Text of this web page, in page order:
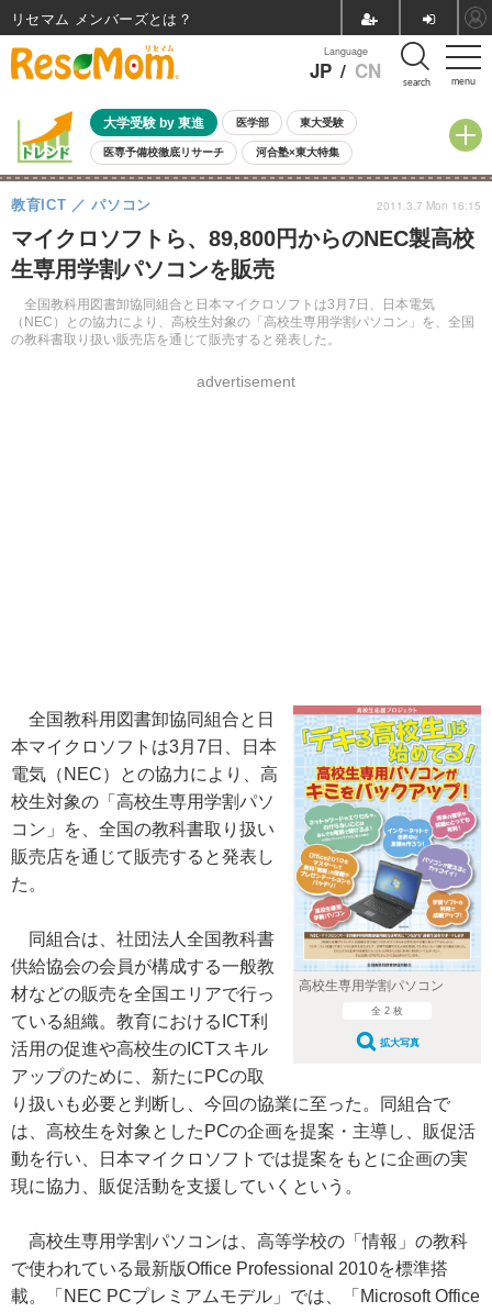
menu
Language
JP / CN search
大学受験 by 東進 医学部 東大受験
医専予備校徹底リサーチ 河合塾×東大特集
親子で考える大学選び 高校受験 中学受験 小学校受験
共通テスト 夏休み
8月開催イベント・WS 全国公立高校 過去問 人気記事
自由研究教材（小学生向け） 自由研究教材（中学生向け）
マイクロソフトら、89,800円からのNEC製高校
生専用学割パソコンを販売
全国教科用図書卸協同組合と日本マイクロソフトは3月7日、日本電気
（NEC）との協力により、高校生対象の「高校生専用学割パソコン」を、全国
の教科書取り扱い販売店を通じて販売すると発表した。
教育ICT パソコン
advertisement
2011.3.7 Mon 16:15
高校生専用学割パソコン
全 2 枚
拡大写真
全国教科用図書卸協同組合と日
本マイクロソフトは3月7日、日本
電気（NEC）との協力により、高
校生対象の「高校生専用学割パソ
コン」を、全国の教科書取り扱い
販売店を通じて販売すると発表し
た。
同組合は、社団法人全国教科書
供給協会の会員が構成する一般教
材などの販売を全国エリアで行っ
ている組織。教育におけるICT利
活用の促進や高校生のICTスキル
アップのために、新たにPCの取
り扱いも必要と判断し、今回の協業に至った。同組合で
は、高校生を対象としたPCの企画を提案・主導し、販促活
動を行い、日本マイクロソフトでは提案をもとに企画の実
現に協力、販促活動を支援していくという。
高校生専用学割パソコンは、高等学校の「情報」の教科
で使われている最新版Office Professional 2010を標準搭
載。「NEC PCプレミアムモデル」では、「Microsoft Office
リセマム メンバーズ